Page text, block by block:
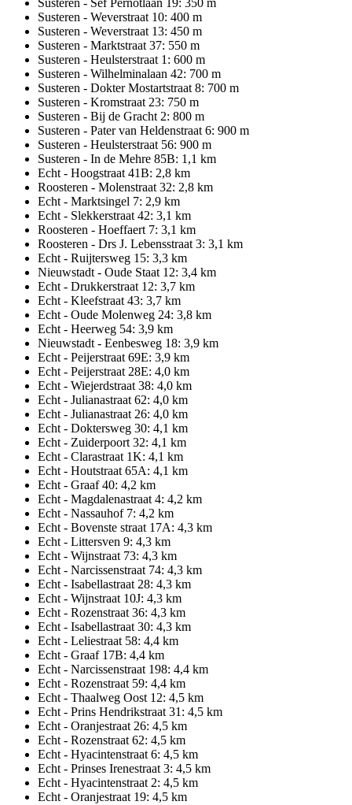
Susteren - Sef Pernotlaan 19: 350 m
Susteren - Weverstraat 10: 400 m
Susteren - Weverstraat 13: 450 m
Susteren - Marktstraat 37: 550 m
Susteren - Heulsterstraat 1: 600 m
Susteren - Wilhelminalaan 42: 700 m
Susteren - Dokter Mostartstraat 8: 700 m
Susteren - Kromstraat 23: 750 m
Susteren - Bij de Gracht 2: 800 m
Susteren - Pater van Heldenstraat 6: 900 m
Susteren - Heulsterstraat 56: 900 m
Susteren - In de Mehre 85B: 1,1 km
Echt - Hoogstraat 41B: 2,8 km
Roosteren - Molenstraat 32: 2,8 km
Echt - Marktsingel 7: 2,9 km
Echt - Slekkerstraat 42: 3,1 km
Roosteren - Hoeffaert 7: 3,1 km
Roosteren - Drs J. Lebensstraat 3: 3,1 km
Echt - Ruijtersweg 15: 3,3 km
Nieuwstadt - Oude Staat 12: 3,4 km
Echt - Drukkerstraat 12: 3,7 km
Echt - Kleefstraat 43: 3,7 km
Echt - Oude Molenweg 24: 3,8 km
Echt - Heerweg 54: 3,9 km
Nieuwstadt - Eenbesweg 18: 3,9 km
Echt - Peijerstraat 69E: 3,9 km
Echt - Peijerstraat 28E: 4,0 km
Echt - Wiejerdstraat 38: 4,0 km
Echt - Julianastraat 62: 4,0 km
Echt - Julianastraat 26: 4,0 km
Echt - Doktersweg 30: 4,1 km
Echt - Zuiderpoort 32: 4,1 km
Echt - Clarastraat 1K: 4,1 km
Echt - Houtstraat 65A: 4,1 km
Echt - Graaf 40: 4,2 km
Echt - Magdalenastraat 4: 4,2 km
Echt - Nassauhof 7: 4,2 km
Echt - Bovenste straat 17A: 4,3 km
Echt - Littersven 9: 4,3 km
Echt - Wijnstraat 73: 4,3 km
Echt - Narcissenstraat 74: 4,3 km
Echt - Isabellastraat 28: 4,3 km
Echt - Wijnstraat 10J: 4,3 km
Echt - Rozenstraat 36: 4,3 km
Echt - Isabellastraat 30: 4,3 km
Echt - Leliestraat 58: 4,4 km
Echt - Graaf 17B: 4,4 km
Echt - Narcissenstraat 198: 4,4 km
Echt - Rozenstraat 59: 4,4 km
Echt - Thaalweg Oost 12: 4,5 km
Echt - Prins Hendrikstraat 31: 4,5 km
Echt - Oranjestraat 26: 4,5 km
Echt - Rozenstraat 62: 4,5 km
Echt - Hyacintenstraat 6: 4,5 km
Echt - Prinses Irenestraat 3: 4,5 km
Echt - Hyacintenstraat 2: 4,5 km
Echt - Oranjestraat 19: 4,5 km